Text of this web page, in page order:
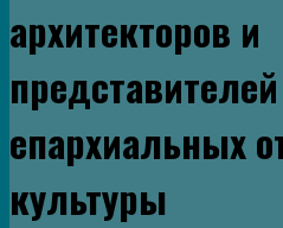
архитекторов и
представителей
епархиальных
культуры